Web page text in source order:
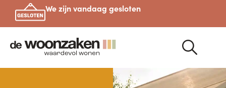
We zijn vandaag gesloten